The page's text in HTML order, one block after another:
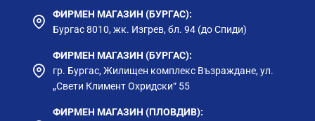
ФИРМЕН МАГАЗИН (БУРГАС):
Бургас 8010, жк. Изгрев, бл. 94 (до Спиди)
ФИРМЕН МАГАЗИН (БУРГАС):
гр. Бургас, Жилищен комплекс Възраждане, ул.
„Свети Климент Охридски“ 55
ФИРМЕН МАГАЗИН (ПЛОВДИВ):